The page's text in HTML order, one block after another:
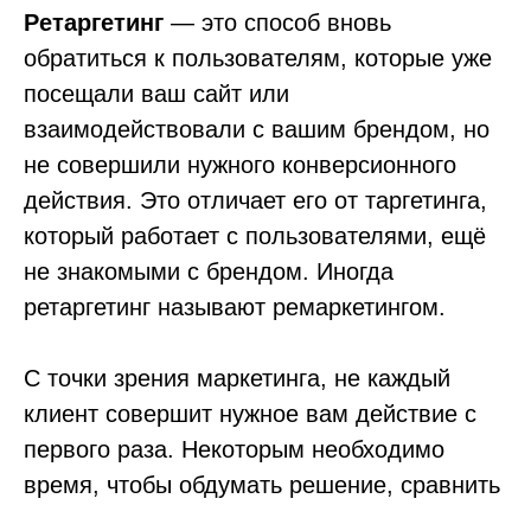
Ретаргетинг — это способ вновь
обратиться к пользователям, которые уже
посещали ваш сайт или
взаимодействовали с вашим брендом, но
не совершили нужного конверсионного
действия. Это отличает его от таргетинга,
который работает с пользователями, ещё
не знакомыми с брендом. Иногда
ретаргетинг называют ремаркетингом.
С точки зрения маркетинга, не каждый
клиент совершит нужное вам действие с
первого раза. Некоторым необходимо
время, чтобы обдумать решение, сравнить